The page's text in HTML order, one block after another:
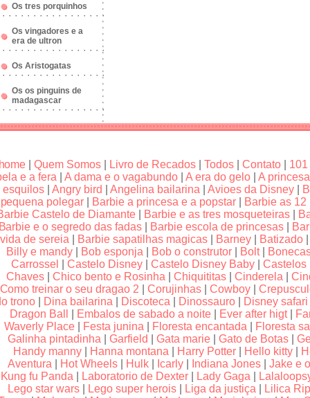
Os tres porquinhos
Os vingadores e a
era de ultron
Os Aristogatas
Os os pinguins de
madagascar
|Quem Somos Livro de Recados |Todos |Contato
e a fera
A dama e o vagabundo A era do gelo
A
esquilos
Angry bird Angelina bailarina Avioes da Disney
pequena polegar
Barbie a princesa e a popstar
Barbie as
Castelo de Diamante
Barbie e as tres mosqueteiras
e o segredo das fadas
Barbie escola de princesas
vida de sereia
Barbie sapatilhas magicas Barney Batizado
Billy e mandy
Bob esponja Bob o construtor Bolt|
Carrossel
|Castelo Disney |Castelo Disney Baby |Castelos
Chaves
Chico bento e Rosinha Chiquititas Cinderela
Como treinar o seu dragao 2 |Corujinhas |Cowboy |
trono
Dina bailarina Discoteca Dinossauro Disney safari
Dragon Ball
Embalos de sabado a noite Ever after higt|
Waverly Place
Festa junina Floresta encantada
Floresta
Galinha pintadinha |Garfield |Gata marie |Gato de Botas |
Handy manny
Hanna montana Harry Potter Hello kitty
Aventura
Hot Wheels Hulk Icarly Indiana Jones
Jake e
Kung fu Panda
Laboratorio de Dexter Lady Gaga
Lego star wars
Lego super herois Liga da justiça
Lilica